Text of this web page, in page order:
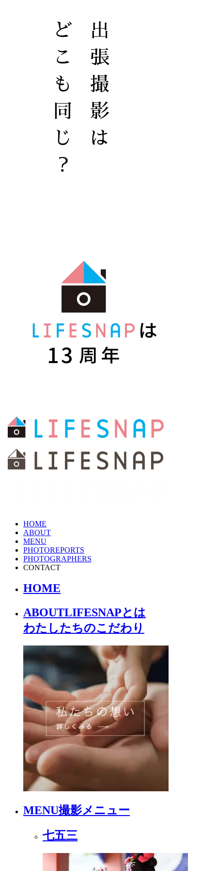
HOME
ABOUT
MENU
PHOTOREPORTS
PHOTOGRAPHERS
CONTACT
HOME
ABOUTLIFESNAPとは
わたしたちのこだわり
MENU撮影メニュー
七五三